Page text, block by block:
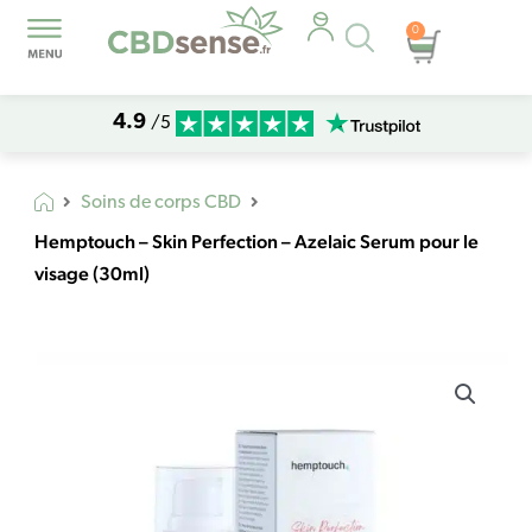
Recherche
de
produits
0
Panier
4.9 /5
Soins de corps CBD
Hemptouch – Skin Perfection – Azelaic Serum pour le
visage (30ml)